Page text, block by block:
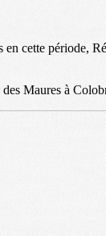
en cette
Maures à